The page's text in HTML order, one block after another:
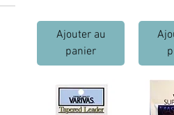
Ajouter au
panier